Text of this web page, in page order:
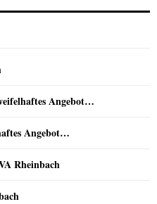
Angebot…
Angebot…
Rheinbach